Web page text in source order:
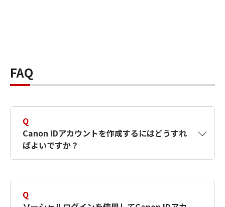
FAQ
Q
Canon IDアカウントを作成するにはどうすれ
ばよいですか？
Q